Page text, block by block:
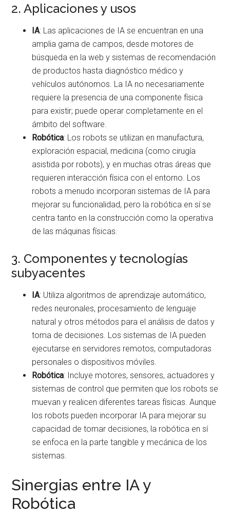
2. Aplicaciones y usos
IA: Las aplicaciones de IA se encuentran en una
amplia gama de campos, desde motores de
búsqueda en la web y sistemas de recomendación
de productos hasta diagnóstico médico y
vehículos autónomos. La IA no necesariamente
requiere la presencia de una componente física
para existir; puede operar completamente en el
ámbito del software.
Robótica: Los robots se utilizan en manufactura,
exploración espacial, medicina (como cirugía
asistida por robots), y en muchas otras áreas que
requieren interacción física con el entorno. Los
robots a menudo incorporan sistemas de IA para
mejorar su funcionalidad, pero la robótica en sí se
centra tanto en la construcción como la operativa
de las máquinas físicas.
3. Componentes y tecnologías
subyacentes
IA: Utiliza algoritmos de aprendizaje automático,
redes neuronales, procesamiento de lenguaje
natural y otros métodos para el análisis de datos y
toma de decisiones. Los sistemas de IA pueden
ejecutarse en servidores remotos, computadoras
personales o dispositivos móviles.
Robótica: Incluye motores, sensores, actuadores y
sistemas de control que permiten que los robots se
muevan y realicen diferentes tareas físicas. Aunque
los robots pueden incorporar IA para mejorar su
capacidad de tomar decisiones, la robótica en sí
se enfoca en la parte tangible y mecánica de los
sistemas.
Sinergias entre IA y
Robótica